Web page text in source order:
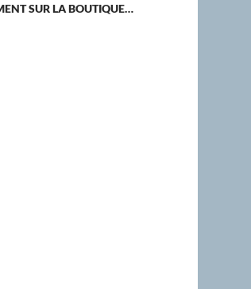
SUR LA BOUTIQUE…